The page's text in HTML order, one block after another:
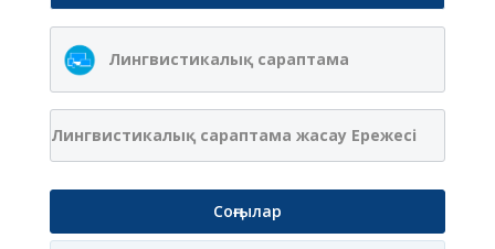
Лингвистикалық сараптама
Лингвистикалық сараптама жасау Ережесі
Соңғылар